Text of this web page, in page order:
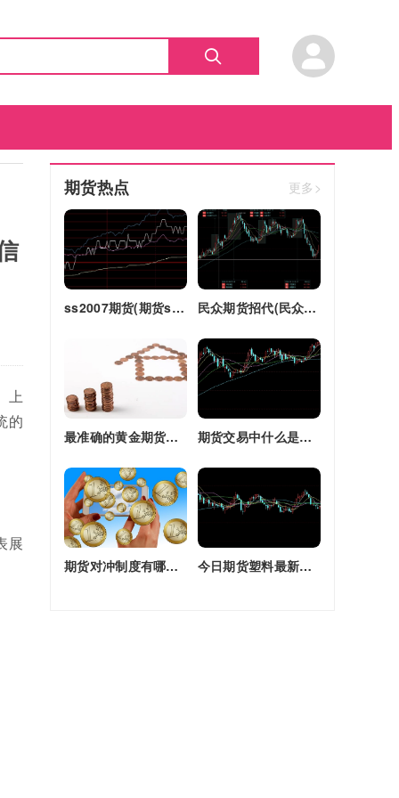
上
的
展
期货热点 更多>
ss2007期货(期货ss2018) 民众期货招代(民众期货怎么了)
最准确的黄金期货交易师(最准确的黄金期货交易师是谁) 期货交易中什么是复合头寸(期货交易中什么是复合头寸交易)
期货对冲制度有哪些(期货对冲制度有哪些类型) 今日期货塑料最新价格(今日期货塑料最新价格行情)